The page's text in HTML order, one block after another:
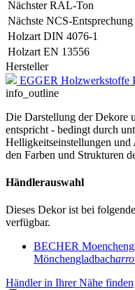
Nächster RAL-Ton
Nächste NCS-Entsprechung
Holzart DIN 4076-1
Holzart EN 13556
Hersteller
EGGER
info_outline
Die Darstellung der Dekore
entspricht - bedingt durch
Helligkeitseinstellungen und
den Farben und Strukturen
Händlerauswahl
Dieses Dekor ist bei
verfügbar.
BECHER
Mönchengladbach
Händler in Ihrer Nähe finden